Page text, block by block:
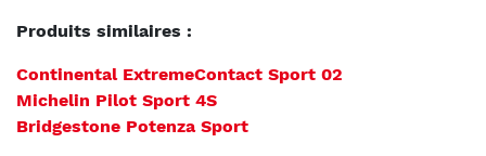
Produits similaires :
Continental ExtremeContact Sport 02
Michelin Pilot Sport 4S
Bridgestone Potenza Sport